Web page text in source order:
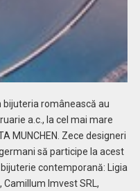
românească au
a.c., la cel mai mare
MUNCHEN. Zece designeri
să participe la acest
contemporană: Ligia
Camillum Imvest SRL,